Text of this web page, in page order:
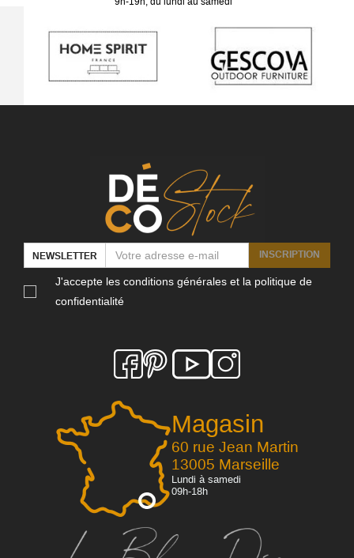
Magasin
60 rue Jean Martin
13005 Marseille
Lundi à samedi
09h-18h
NEWSLETTER INSCRIPTION
J'accepte les conditions générales et la politique de
confidentialité